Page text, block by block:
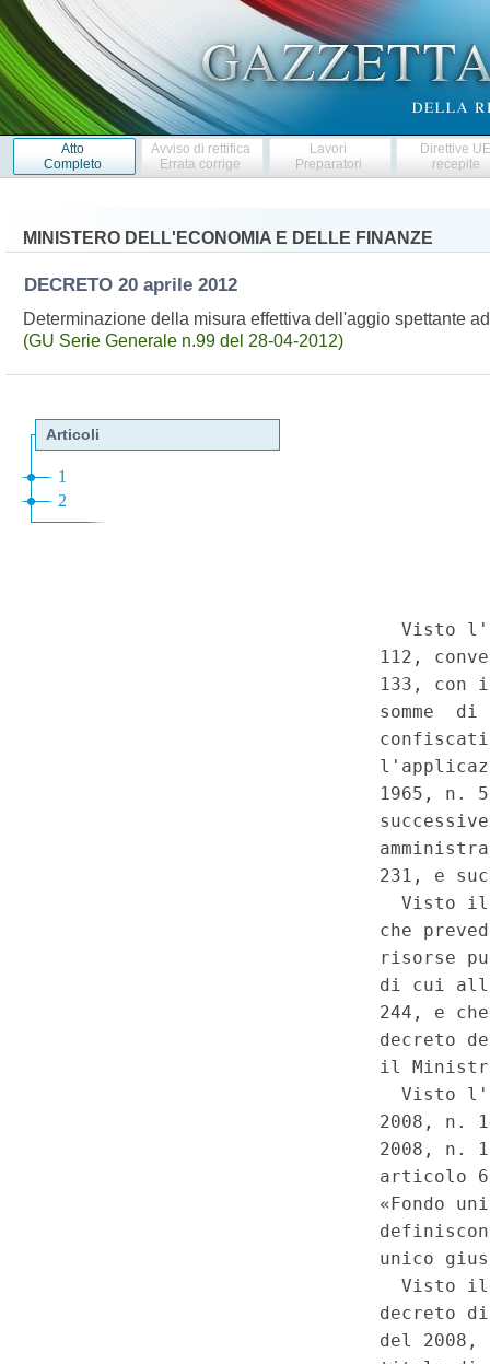
Atto
Completo
Avviso di rettifica
Errata corrige
Lavori
Preparatori
Direttive
recepite
MINISTERO DELL'ECONOMIA E DELLE FINANZE
DECRETO 20 aprile 2012
Determinazione della misura effettiva dell'aggio spettante
(GU Serie Generale n.99 del 28-04-2012)